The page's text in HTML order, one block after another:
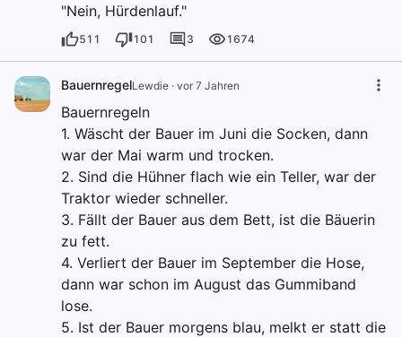
"Nein, Hürdenlauf."
511 101 3 1674
BauernregelLewdie · vor 7 Jahren
Bauernregeln
1. Wäscht der Bauer im Juni die Socken, dann
war der Mai warm und trocken.
2. Sind die Hühner flach wie ein Teller, war der
Traktor wieder schneller.
3. Fällt der Bauer aus dem Bett, ist die Bäuerin
zu fett.
4. Verliert der Bauer im September die Hose,
dann war schon im August das Gummiband
lose.
5. Ist der Bauer morgens blau, melkt er statt die